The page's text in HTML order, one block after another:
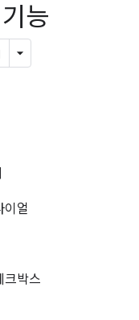
능
이얼
크박스